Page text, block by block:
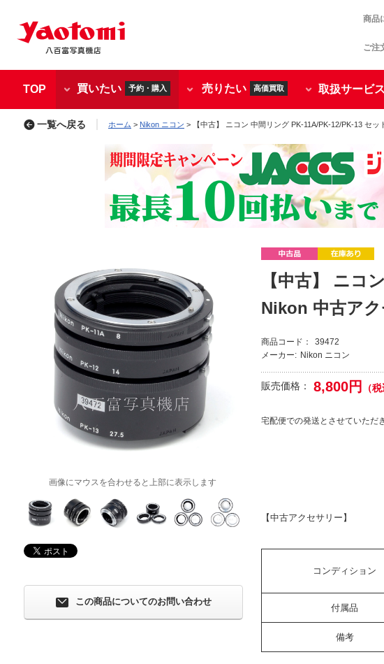
商品
ご注
TOP 買いたい 予約・購入 売りたい 高価買取 取扱サービス
一覧へ戻る ホーム > Nikon ニコン > 【中古】 ニコン 中間リング PK-11A/PK-12/PK-13 セ
【中古】 ニコ
Nikon 中古ア
商品コード：
39472
メーカー: Nikon ニコン
販売価格： 8,800円 （税
宅配便での発送とさせていただ
【中古アクセサリー】
コンディション
付属品
備考
画像にマウスを合わせると上部に表示します
この商品についてのお問い合わせ